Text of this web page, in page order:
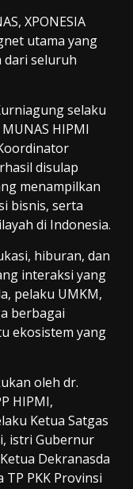
XPONESIA
utama yang
dari seluruh
selaku
HIPMI
disulap
menampilkan
bisnis, serta
di Indonesia.
hiburan, dan
interaksi yang
pelaku UMKM,
berbagai
ekosistem yang
oleh dr.
HIPMI,
Ketua Satgas
istri Gubernur
Dekranasda
PKK Provinsi